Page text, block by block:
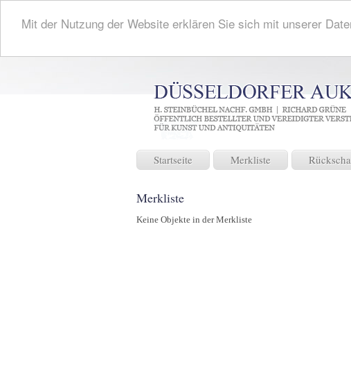
Mit der Nutzung der Website erklären Sie sich mit unserer
Startseite Merkliste
Merkliste
Keine Objekte in der Merkliste